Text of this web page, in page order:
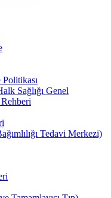
Sağlığı Genel
Tedavi Merkezi)